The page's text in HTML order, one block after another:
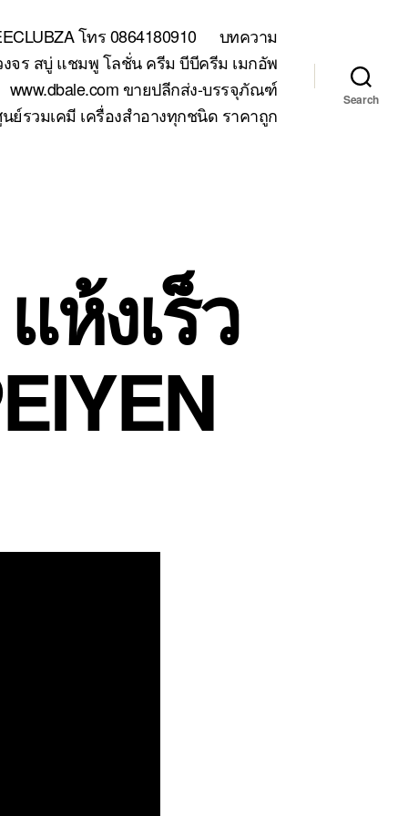
โทร 0864180910
บทความ
งจร สบู่ แชมพู โลชั่น ครีม บีบีครีม เมกอัพ
www.dbale.com ขายปลีกส่ง-บรรจุภัณฑ์
รวมเคมี เครื่องสำอางทุกชนิด ราคาถูก
Search
ห้งเร็ว